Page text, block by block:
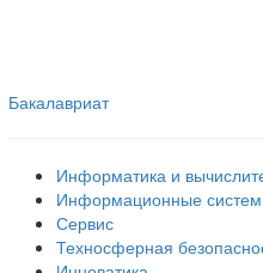
Бакалавриат
Информатика и
Информационные
Сервис
Техносферная